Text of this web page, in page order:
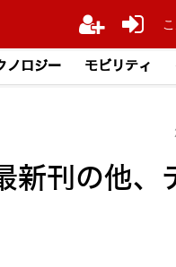
ノロジー モビリティ
刊の他、